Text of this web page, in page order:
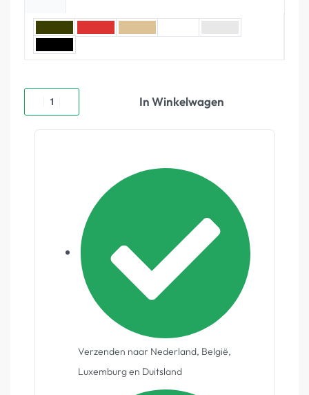
In Winkelwagen
Verzenden naar Nederland, België,
Luxemburg en Duitsland